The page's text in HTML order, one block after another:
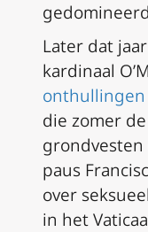
Later dat
kardinaal
onthullingen
die zomer
paus
over
in het